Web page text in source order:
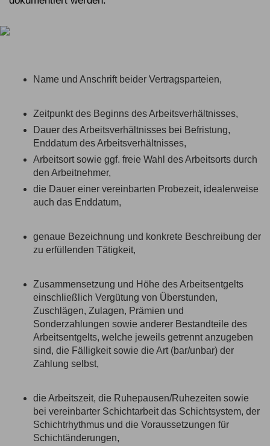
Name und Anschrift beider Vertragsparteien,
Zeitpunkt des Beginns des Arbeitsverhältnisses,
Dauer des Arbeitsverhältnisses bei Befristung,
Enddatum des Arbeitsverhältnisses,
Arbeitsort sowie ggf. freie Wahl des Arbeitsorts durch
den Arbeitnehmer,
die Dauer einer vereinbarten Probezeit, idealerweise
auch das Enddatum,
genaue Bezeichnung und konkrete Beschreibung der
zu erfüllenden Tätigkeit,
Zusammensetzung und Höhe des Arbeitsentgelts
einschließlich Vergütung von Überstunden,
Zuschlägen, Zulagen, Prämien und
Sonderzahlungen sowie anderer Bestandteile des
Arbeitsentgelts, welche jeweils getrennt anzugeben
sind, die Fälligkeit sowie die Art (bar/unbar) der
Zahlung selbst,
die Arbeitszeit, die Ruhepausen/Ruhezeiten sowie
bei vereinbarter Schichtarbeit das Schichtsystem, der
Schichtrhythmus und die Voraussetzungen für
Schichtänderungen,